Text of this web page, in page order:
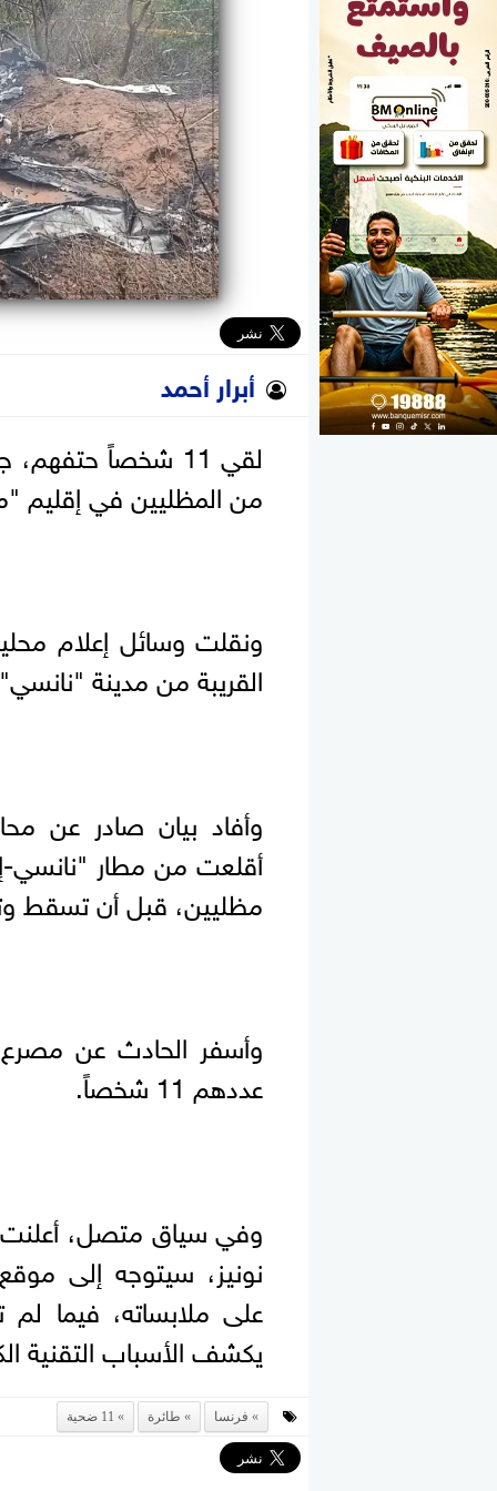
أبرار أحمد
لقي 11 شخصاً
من المظليين في
ونقلت وسائل إعلام
القريبة من مدينة
وأفاد بيان صادر عن
أقلعت من مطار "نانسي-
مظليين، قبل أن تسقط
وأسفر الحادث عن مصرع
عددهم 11 شخصاً.
وفي سياق متصل، أعلنت
نونيز، سيتوجه إلى
على ملابساته، فيما
يكشف الأسباب التقنية
فرنسا طائرة 11 ضحية